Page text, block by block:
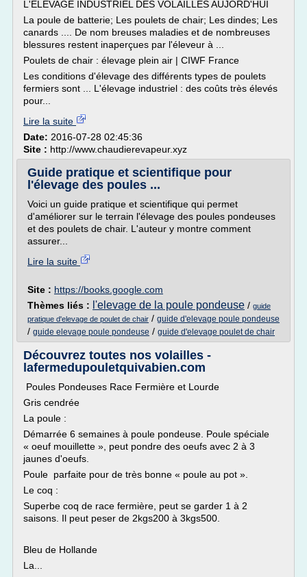
L'ELEVAGE INDUSTRIEL DES VOLAILLES AUJORD'HUI
La poule de batterie; Les poulets de chair; Les dindes; Les
canards .... De nom breuses maladies et de nombreuses
blessures restent inaperçues par l'éleveur à ...
Poulets de chair : élevage plein air | CIWF France
Les conditions d'élevage des différents types de poulets
fermiers sont ... L'élevage industriel : des coûts très élevés
pour...
Lire la suite
Date: 2016-07-28 02:45:36
Site : http://www.chaudierevapeur.xyz
Guide pratique et scientifique pour
l'élevage des poules ...
Voici un guide pratique et scientifique qui permet
d'améliorer sur le terrain l'élevage des poules pondeuses
et des poulets de chair. L'auteur y montre comment
assurer...
Lire la suite
Site : https://books.google.com
Thèmes liés : l'elevage de la poule pondeuse / guide
pratique d'elevage de poulet de chair / guide d'elevage poule pondeuse
/ guide elevage poule pondeuse / guide d'elevage poulet de chair
Découvrez toutes nos volailles -
lafermedupouletquivabien.com
Poules Pondeuses Race Fermière et Lourde
Gris cendrée
La poule :
Démarrée 6 semaines à poule pondeuse. Poule spéciale
« oeuf mouillette », peut pondre des oeufs avec 2 à 3
jaunes d'oeufs.
Poule parfaite pour de très bonne « poule au pot ».
Le coq :
Superbe coq de race fermière, peut se garder 1 à 2
saisons. Il peut peser de 2kgs200 à 3kgs500.
Bleu de Hollande
La...